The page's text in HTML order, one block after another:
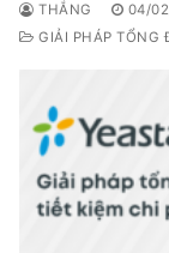
THẮNG
04/
GIẢI PHÁP TỔNG